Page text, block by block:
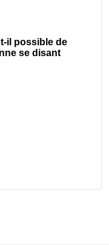
il possible de
se disant